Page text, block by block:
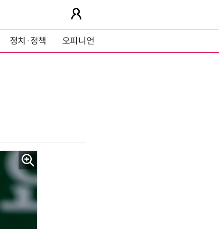
정치·정책 오피니언